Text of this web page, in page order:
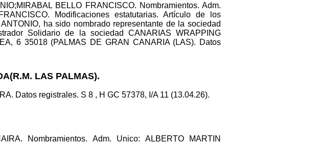
BELLO FRANCISCO. Nombramientos. Adm.
Modificaciones estatutarias. Artículo de los
ha sido nombrado representante de la sociedad
Solidario de la sociedad CANARIAS WRAPPING
6 35018 (PALMAS DE GRAN CANARIA (LAS). Datos
LAS PALMAS).
Datos registrales. S 8 , H GC 57378, I/A 11 (13.04.26).
Nombramientos. Adm. Unico: ALBERTO MARTIN